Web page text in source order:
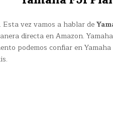
vez vamos a hablar de
directa en Amazon.
podemos confiar en